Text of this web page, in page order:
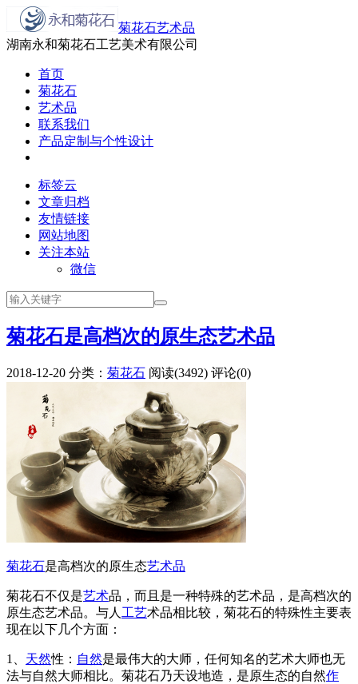
菊花石艺术品
湖南永和菊花石工艺美术有限公司
首页
菊花石
艺术品
联系我们
产品定制与个性设计
标签云
文章归档
友情链接
网站地图
关注本站
微信
菊花石是高档次的原生态艺术品
2018-12-20 分类： 菊花石 阅读(3492) 评论(0)
菊花石是高档次的原生态艺术品
菊花石不仅是艺术品，而且是一种特殊的艺术品，是高档次的
原生态艺术品。与人 工艺术品相比较，菊花石的特殊性主要表
现在以下几个方面：
1、 天然性： 自然是最伟大的大师，任何知名的艺术大师也无
法与自然大师相比。菊花石乃天设地造，是原生态的自然作